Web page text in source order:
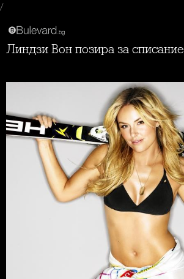
/
Линдзи Вон позира за списание